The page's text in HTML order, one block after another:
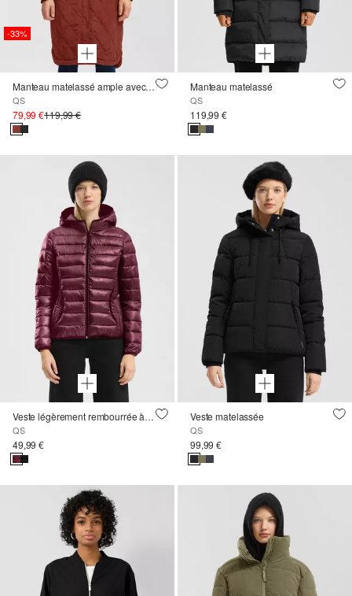
-33%
Manteau matelassé ample avec doublure en nounours
QS
79,99 €119,99 €
Manteau matelassé
QS
119,99 €
Veste légèrement rembourrée à capuche
QS
49,99 €
Veste matelassée
QS
99,99 €